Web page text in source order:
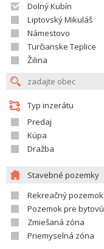
Dolný Kubín
Liptovský Mikuláš
Námestovo
Turčianske Teplice
Žilina
Typ inzerátu
Predaj
Kúpa
Dražba
Stavebné pozemky
Rekreačný pozemok
Pozemok pre bytovú
Zmiešaná zóna
Priemyselná zóna